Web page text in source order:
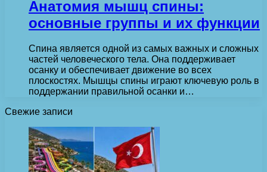
Анатомия мышц спины:
основные группы и их функции
Спина является одной из самых важных и сложных
частей человеческого тела. Она поддерживает
осанку и обеспечивает движение во всех
плоскостях. Мышцы спины играют ключевую роль в
поддержании правильной осанки и…
Свежие записи